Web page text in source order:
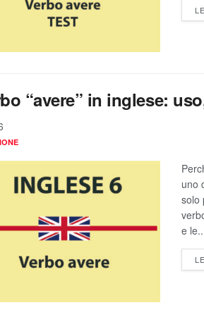
“avere” in inglese:
uno
solo
e